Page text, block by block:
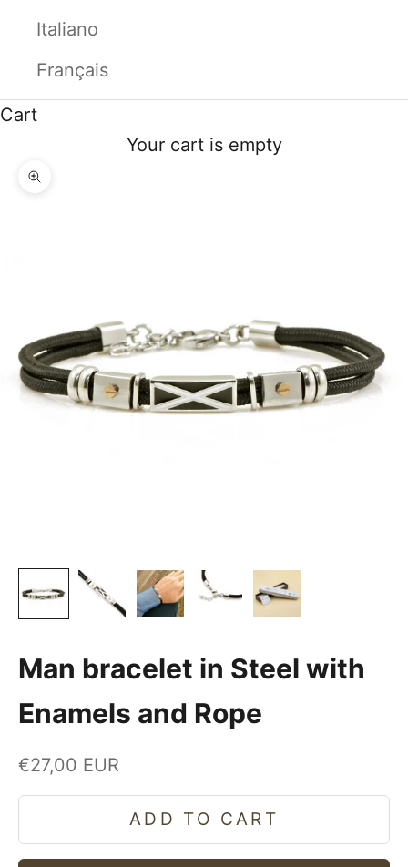
Italiano
Français
Cart
Your cart is empty
Zoom picture
Man bracelet in Steel with
Enamels and Rope
Sale price
€27,00 EUR
ADD TO CART